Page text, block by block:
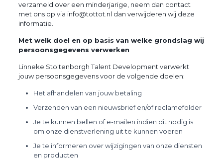
verzameld over een minderjarige, neem dan contact
met ons op via info@tottot.nl dan verwijderen wij deze
informatie.
Met welk doel en op basis van welke grondslag wij
persoonsgegevens verwerken
Linneke Stoltenborgh Talent Development verwerkt
jouw persoonsgegevens voor de volgende doelen:
Het afhandelen van jouw betaling
Verzenden van een nieuwsbrief en/of reclamefolder
Je te kunnen bellen of e-mailen indien dit nodig is
om onze dienstverlening uit te kunnen voeren
Je te informeren over wijzigingen van onze diensten
en producten